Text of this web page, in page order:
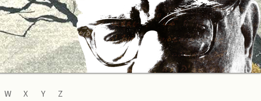
W X Y Z